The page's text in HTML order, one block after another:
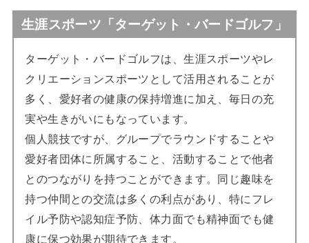
生涯スポーツ「ターゲット・バードゴルフ」
ターゲット・バードゴルフは、生涯スポーツやレ
クリエーションスポーツとして活用されることが
多く、愛好者の健康の保持増進に加え、毎日の充
実や生きがいにもなっています。
個人競技ですが、グループでラウンドすることや
愛好者団体に所属すること、活動することで他者
とのつながりを持つことができます。同じ趣味を
持つ仲間との交流は多くの利点があり、特にフレ
イル予防や認知症予防、体力面でも精神面でも健
康に保つ効果が期待できます。